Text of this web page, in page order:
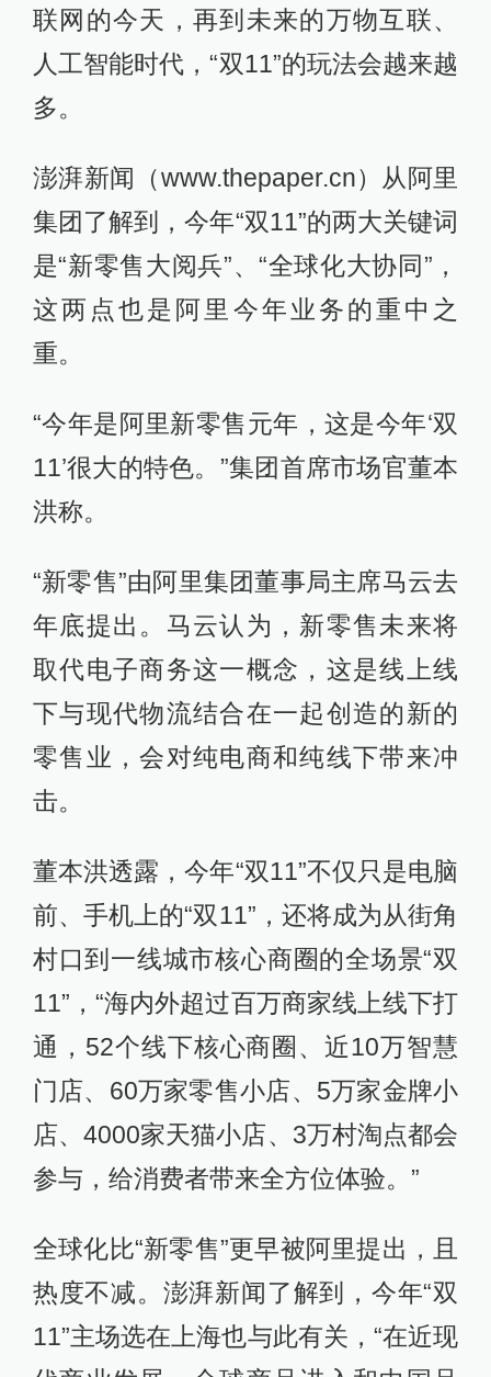
联网的今天，再到未来的万物互联、
人工智能时代，“双11”的玩法会越来越
多。
澎湃新闻（www.thepaper.cn）从阿里
集团了解到，今年“双11”的两大关键词
是“新零售大阅兵”、“全球化大协同”，
这两点也是阿里今年业务的重中之
重。
“今年是阿里新零售元年，这是今年‘双
11’很大的特色。”集团首席市场官董本
洪称。
“新零售”由阿里集团董事局主席马云去
年底提出。马云认为，新零售未来将
取代电子商务这一概念，这是线上线
下与现代物流结合在一起创造的新的
零售业，会对纯电商和纯线下带来冲
击。
董本洪透露，今年“双11”不仅只是电脑
前、手机上的“双11”，还将成为从街角
村口到一线城市核心商圈的全场景“双
11”，“海内外超过百万商家线上线下打
通，52个线下核心商圈、近10万智慧
门店、60万家零售小店、5万家金牌小
店、4000家天猫小店、3万村淘点都会
参与，给消费者带来全方位体验。”
全球化比“新零售”更早被阿里提出，且
热度不减。澎湃新闻了解到，今年“双
11”主场选在上海也与此有关，“在近现